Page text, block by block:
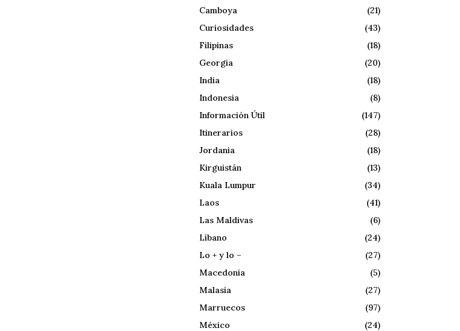
Camboya
(21)
Curiosidades
(43)
Filipinas
(18)
Georgia
(20)
India
(18)
Indonesia
(8)
Información Útil
(147)
Itinerarios
(28)
Jordania
(18)
Kirguistán
(13)
Kuala Lumpur
(34)
Laos
(41)
Las Maldivas
(6)
Líbano
(24)
Lo + y lo –
(27)
Macedonia
(5)
Malasia
(27)
Marruecos
(97)
México
(24)